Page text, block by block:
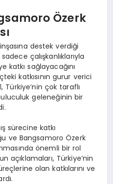
Özerk
destek verdiği
çalışkanlıklarıyla
katkı sağlayacağını
katkısının gurur verici
çok taraflı
geleneğinin bir
sürecine katkı
ve Bangsamoro Özerk
önemli bir rol
açıklamaları, Türkiye’nin
olan katkılarını ve